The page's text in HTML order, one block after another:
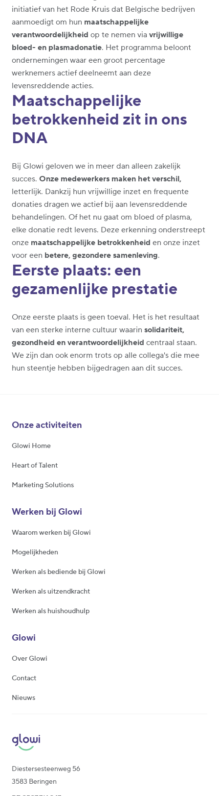
initiatief van het Rode Kruis dat Belgische bedrijven
aanmoedigt om hun maatschappelijke
verantwoordelijkheid op te nemen via vrijwillige
bloed- en plasmadonatie. Het programma beloont
ondernemingen waar een groot percentage
werknemers actief deelneemt aan deze
levensreddende acties.
Maatschappelijke
betrokkenheid zit in ons
DNA
Bij Glowi geloven we in meer dan alleen zakelijk
succes. Onze medewerkers maken het verschil,
letterlijk. Dankzij hun vrijwillige inzet en frequente
donaties dragen we actief bij aan levensreddende
behandelingen. Of het nu gaat om bloed of plasma,
elke donatie redt levens. Deze erkenning onderstreept
onze maatschappelijke betrokkenheid en onze inzet
voor een betere, gezondere samenleving.
Eerste plaats: een
gezamenlijke prestatie
Onze eerste plaats is geen toeval. Het is het resultaat
van een sterke interne cultuur waarin solidariteit,
gezondheid en verantwoordelijkheid centraal staan.
We zijn dan ook enorm trots op alle collega's die mee
hun steentje hebben bijgedragen aan dit succes.
Diestersesteenweg 56
3583 Beringen
Onze activiteiten
Glowi Home
Heart of Talent
Marketing Solutions
Werken bij Glowi
Waarom werken bij Glowi
Mogelijkheden
Werken als bediende bij Glowi
Werken als uitzendkracht
Werken als huishoudhulp
Glowi
Over Glowi
Contact
Nieuws